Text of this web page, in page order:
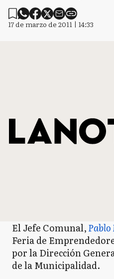
17 de marzo de 2011 | 14:33
El Jefe Comunal,
Feria de
por la Dirección
de la Municipalidad.